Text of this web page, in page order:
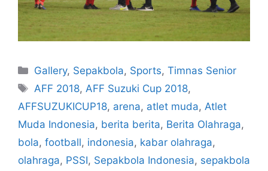
Gallery, Sepakbola, Sports,Timnas Senior
AFF 2018, AFF Suzuki Cup 2018,
AFFSUZUKICUP18, arena, atlet muda, Atlet
Muda Indonesia, berita berita, Berita Olahraga,
bola, football, indonesia, kabar olahraga,
olahraga, PSSI, Sepakbola Indonesia, sepakbola